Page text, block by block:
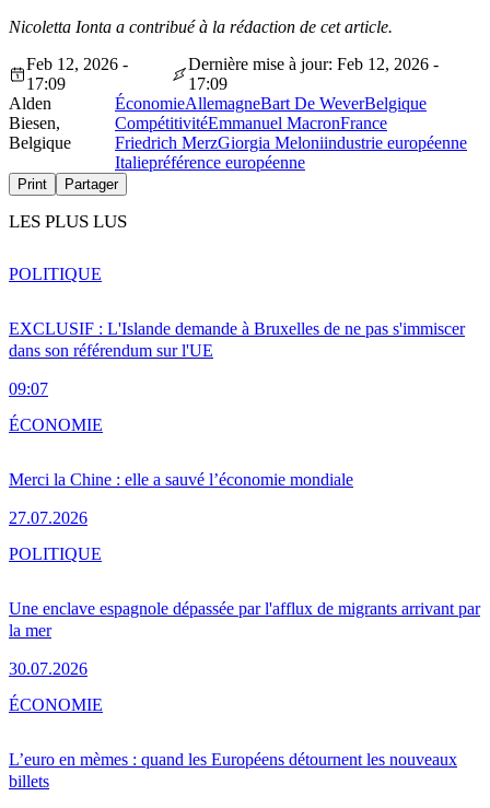
Nicoletta Ionta a contribué à la rédaction de cet article.
Feb 12, 2026 -
17:09
Dernière mise à jour: Feb 12, 2026 -
17:09
Alden
Biesen,
Belgique
ÉconomieAllemagneBart De WeverBelgique
CompétitivitéEmmanuel MacronFrance
Friedrich MerzGiorgia Meloniindustrie européenne
Italiepréférence européenne
Print Partager
LES PLUS LUS
EXCLUSIF : L'Islande demande à Bruxelles de ne pas s'immiscer
dans son référendum sur l'UE
09:07
POLITIQUE
Merci la Chine : elle a sauvé l’économie mondiale
27.07.2026
ÉCONOMIE
Une enclave espagnole dépassée par l'afflux de migrants arrivant par
la mer
30.07.2026
POLITIQUE
L’euro en mèmes : quand les Européens détournent les nouveaux
billets
ÉCONOMIE